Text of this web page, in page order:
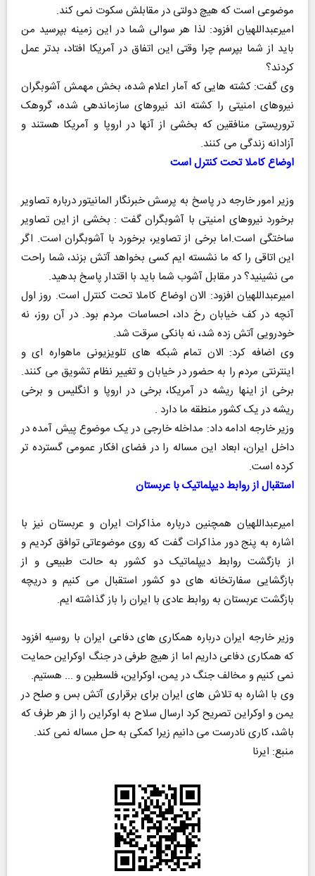
موضوعی است که هیچ دولتی در مقابلش سکوت نمی کند.
امیرعبداللهیان افزود: لذا هر سوالی شما در این زمینه بپرسید من
باید از شما بپرسم چرا وقتی این اتفاق در آمریکا افتاد، بدتر عمل
کردند؟
وی گفت: کشته هایی که آمار اعلام شده، بخش مهمش آشوبگران
نیروهای امنیتی را کشته اند نیروهای سازماندهی شده، گروهک
تروریستی منافقین که بخشی از آنها در اروپا و آمریکا هستند و
آزادانه زندگی می کنند.
اوضاع کاملا تحت کنترل است
وزیر امور خارجه در پاسخ به پرسش خبرنگار المانیتور درباره تصاویر
برخورد نیروهای امنیتی با آشوبگران گفت : بخشی از این تصاویر
ساختگی است.اما برخی از تصاویر، برخورد با آشوبگران است. اگر
این اتاقی را که ما نشسته ایم کسی بخواهد آتش بزند، شما راحت
می نشینید؟ در مقابل آشوب شما باید با اقتدار پاسخ بدهید.
امیرعبداللهیان افزود: الان اوضاع کاملا تحت کنترل است. روز اول
آنچه در کف خیابان رخ داد، احساسات مردم بود. در آن روز، نه
خودرویی آتش زده شد، نه بانکی سرقت شد.
وی اضافه کرد: الان تمام شبکه های تلویزیونی ماهواره ای و
اینترنتی مردم را به حضور در خیابان و تغییر نظام تشویق می کنند.
برخی از اینها ریشه در آمریکا، برخی در اروپا و انگلیس و برخی
ریشه در یک کشور منطقه ما دارد .
وزیر خارجه ادامه داد: مداخله خارجی در یک موضوع پیش آمده در
داخل ایران، ابعاد این مساله را در فضای افکار عمومی گسترده تر
کرده است.
استقبال از روابط دیپلماتیک با عربستان
امیرعبداللهیان همچنین درباره مذاکرات ایران و عربستان نیز با
اشاره به پنج دور مذاکرات گفت که روی موضوعاتی توافق کردیم و
از بازگشت روابط دیپلماتیک دو کشور به حالت طبیعی و از
بازگشایی سفارتخانه های دو کشور استقبال می کنیم و دریچه
بازگشت عربستان به روابط عادی با ایران را باز گذاشته ایم.
وزیر خارجه ایران درباره همکاری های دفاعی ایران با روسیه افزود
که همکاری دفاعی داریم اما از هیچ طرفی در جنگ اوکراین حمایت
نمی کنیم و مخالف جنگ در یمن، اوکراین، فلسطین و ... هستیم.
وی با اشاره به تلاش های ایران برای برقراری آتش بس و صلح در
یمن و اوکراین تصریح کرد ارسال سلاح به اوکراین را از هر طرف که
باشد، کاری نادرست می دانیم زیرا کمکی به حل مساله نمی کند.
منبع: ایرنا